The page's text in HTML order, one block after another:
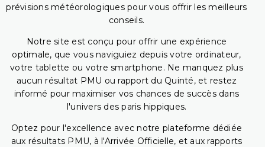
prévisions météorologiques pour vous offrir les meilleurs
conseils.
Notre site est conçu pour offrir une expérience
optimale, que vous naviguiez depuis votre ordinateur,
votre tablette ou votre smartphone. Ne manquez plus
aucun résultat PMU ou rapport du Quinté, et restez
informé pour maximiser vos chances de succès dans
l'univers des paris hippiques.
Optez pour l'excellence avec notre plateforme dédiée
aux résultats PMU, à l'Arrivée Officielle, et aux rapports